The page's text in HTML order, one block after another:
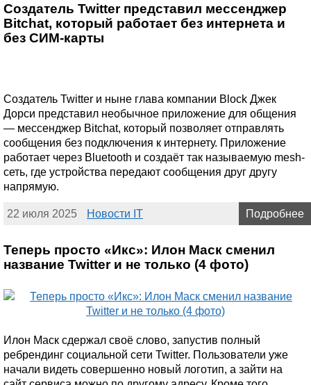
Создатель Twitter представил мессенджер
Bitchat, который работает без интернета и
без СИМ-карты
Создатель Twitter и ныне глава компании Block Джек
Дорси представил необычное приложение для общения
— мессенджер Bitchat, который позволяет отправлять
сообщения без подключения к интернету. Приложение
работает через Bluetooth и создаёт так называемую mesh-
сеть, где устройства передают сообщения друг другу
напрямую.
22 июля 2025 Новости IT Подробнее
Теперь просто «Икс»: Илон Маск сменил
название Twitter и не только (4 фото)
Илон Маск сдержал своё слово, запустив полный
ребрендинг социальной сети Twitter. Пользователи уже
начали видеть совершенно новый логотип, а зайти на